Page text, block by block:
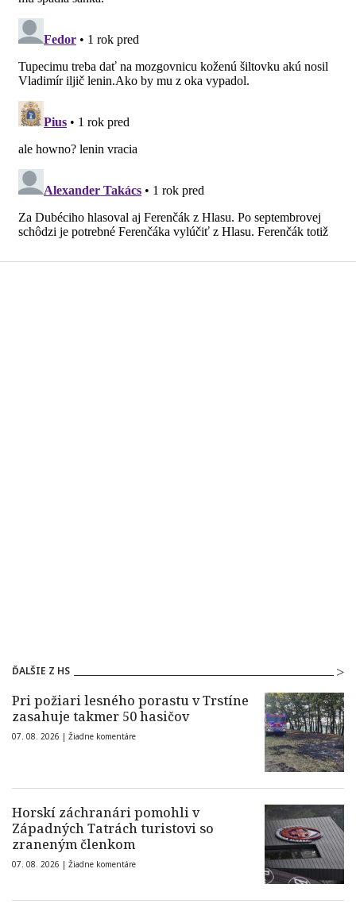
ĎALŠIE Z HS
Pri požiari lesného porastu v Trstíne
zasahuje takmer 50 hasičov
07. 08. 2026 | Žiadne komentáre
Horskí záchranári pomohli v
Západných Tatrách turistovi so
zraneným členkom
07. 08. 2026 | Žiadne komentáre